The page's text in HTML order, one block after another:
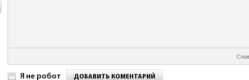
Я не робот ДОБАВИТЬ КОМЕНТАРИЙ